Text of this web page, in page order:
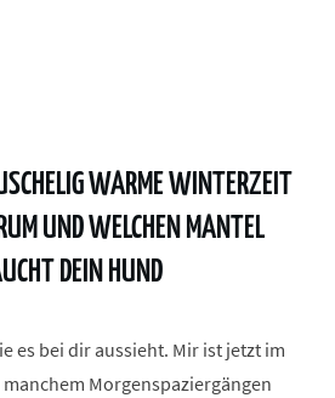
WARME WINTERZEIT
UND WELCHEN MANTEL
DEIN HUND
es bei dir aussieht. Mir ist jetzt im
Morgenspaziergängen